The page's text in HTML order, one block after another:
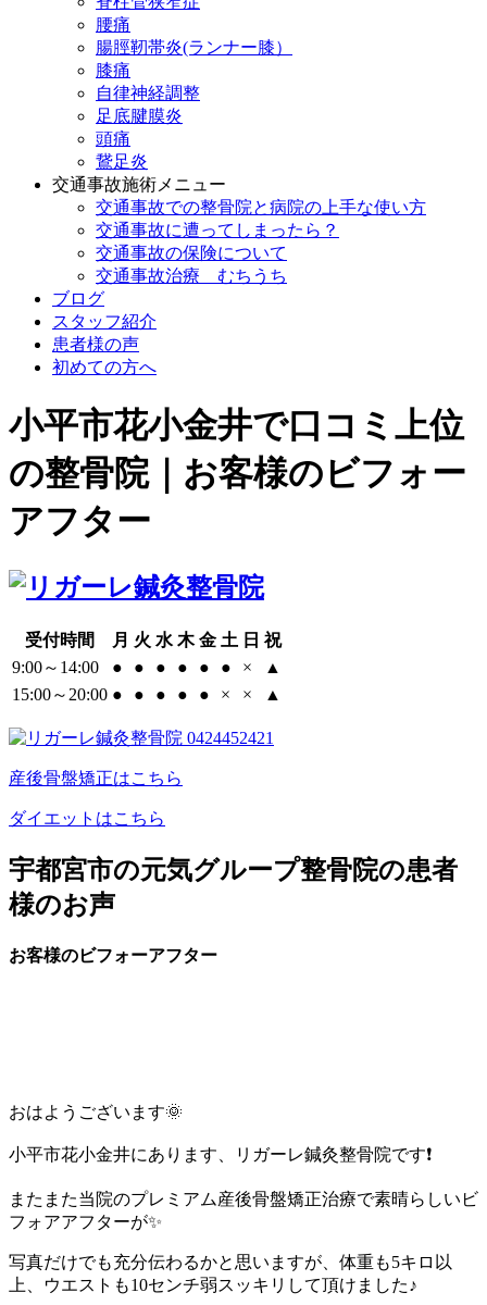
腰痛
腸脛靭帯炎(ランナー膝）
膝痛
自律神経調整
足底腱膜炎
頭痛
鵞足炎
交通事故施術メニュー
交通事故での整骨院と病院の上手な使い方
交通事故に遭ってしまったら？
交通事故の保険について
交通事故治療 むちうち
ブログ
スタッフ紹介
患者様の声
初めての方へ
小平市花小金井で口コミ上位
の整骨院｜お客様のビフォー
アフター
受付時間 月 火 水 木 金 土 日 祝
9:00～14:00
● ● ● ● ● ● ×
▲
15:00～20:00 ● ● ● ● ● × × ▲
産後骨盤矯正はこちら
ダイエットはこちら
宇都宮市の元気グループ整骨院の患者
様のお声
お客様のビフォーアフター
おはようございます🌞
小平市花小金井にあります、リガーレ鍼灸整骨院です❗️
またまた当院のプレミアム産後骨盤矯正治療で素晴らしいビ
フォアアフターが✨
写真だけでも充分伝わるかと思いますが、体重も5キロ以
上、ウエストも10センチ弱スッキリして頂けました♪